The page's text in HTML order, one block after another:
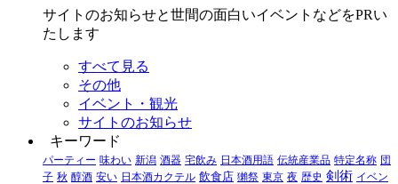
サイトのお知らせと世間の面白いイベントなどをPRい
たします
すべて見る
その他
イベント・観光
サイトのお知らせ
キーワード
パーティー 味わい 新潟 酒器 宅飲み 日本酒用語 伝統産業品 特定名称 団
子 秋 醇酒 安い 日本酒カクテル 飲食店 獺祭 東京 夜 歴史 剣術 イベン